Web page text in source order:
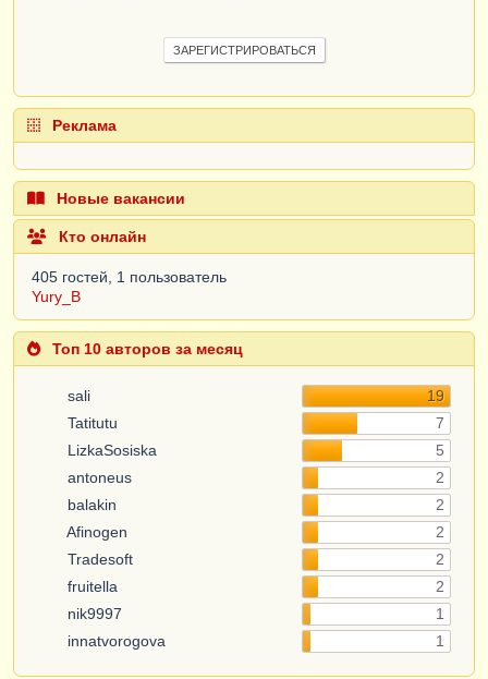
ЗАРЕГИСТРИРОВАТЬСЯ
Реклама
Новые вакансии
Кто онлайн
405 гостей, 1 пользователь
Yury_B
Топ 10 авторов за месяц
sali
19
Tatitutu
7
LizkaSosiska
5
antoneus
2
balakin
2
Afinogen
2
Tradesoft
2
fruitella
2
nik9997
1
innatvorogova
1